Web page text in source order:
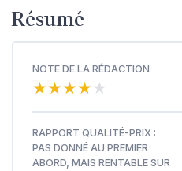
Résumé
NOTE DE LA RÉDACTION
★★★★★
★★★★★
RAPPORT QUALITÉ-PRIX :
PAS DONNÉ AU PREMIER
ABORD, MAIS RENTABLE SUR